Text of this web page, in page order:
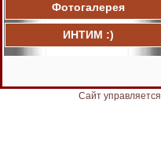
Фотогалерея
ИНТИМ :)
Сайт управляется